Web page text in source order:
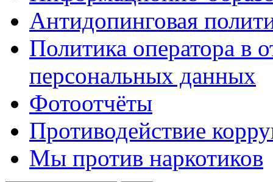
Антидопинговая
Политика оператора в
персональных данных
Фотоотчёты
Противодействие
Мы против наркотиков